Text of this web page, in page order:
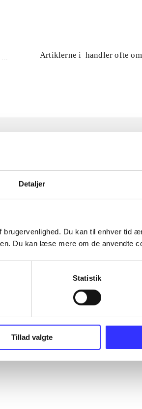
Detaljer
Du kan til enhver tid
Du kan læse mere om de anvendte
Statistik
Tillad valgte
...
Artiklerne i handler ofte om